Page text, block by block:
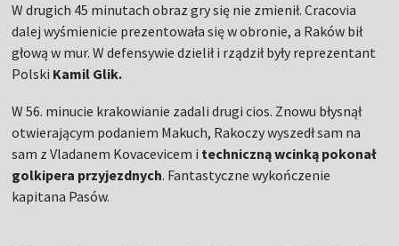
W drugich 45 minutach obraz gry się nie zmienił. Cracovia
dalej wyśmienicie prezentowała się w obronie, a Raków bił
głową w mur. W defensywie dzielił i rządził były reprezentant
Polski Kamil Glik.
W 56. minucie krakowianie zadali drugi cios. Znowu błysnął
otwierającym podaniem Makuch, Rakoczy wyszedł sam na
sam z Vladanem Kovacevicem i techniczną wcinką pokonał
golkipera przyjezdnych. Fantastyczne wykończenie
kapitana Pasów.